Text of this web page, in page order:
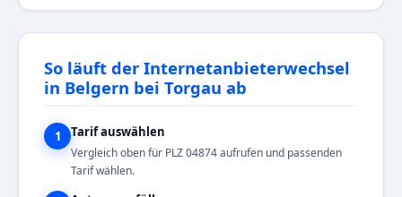
So läuft der Internetanbieterwechsel
in Belgern bei Torgau ab
1 Tarif auswählen
Vergleich oben für PLZ 04874 aufrufen und passenden
Tarif wählen.